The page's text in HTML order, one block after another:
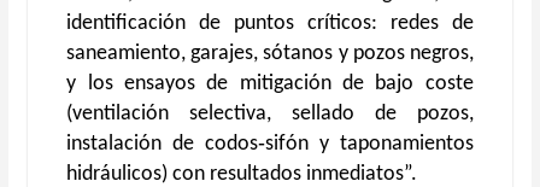
identificación de puntos críticos: redes de
saneamiento, garajes, sótanos y pozos negros,
y los ensayos de mitigación de bajo coste
(ventilación selectiva, sellado de pozos,
instalación de codos‑sifón y taponamientos
hidráulicos) con resultados inmediatos”.